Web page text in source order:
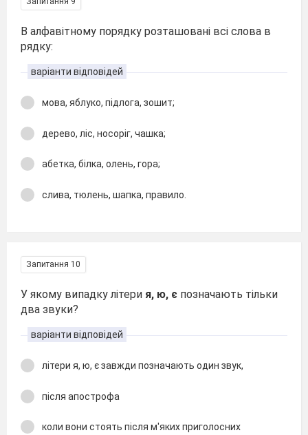
В алфавітному порядку розташовані всі слова в
рядку:
варіанти відповідей
мова, яблуко, підлога, зошит;
дерево, ліс, носоріг, чашка;
абетка, білка, олень, гора;
слива, тюлень, шапка, правило.
Запитання 10
У якому випадку літери я, ю, є позначають тільки
два звуки?
варіанти відповідей
літери я, ю, є завжди позначають один звук,
після апострофа
коли вони стоять після м'яких приголосних